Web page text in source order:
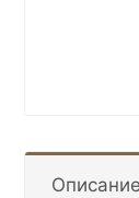
Описание